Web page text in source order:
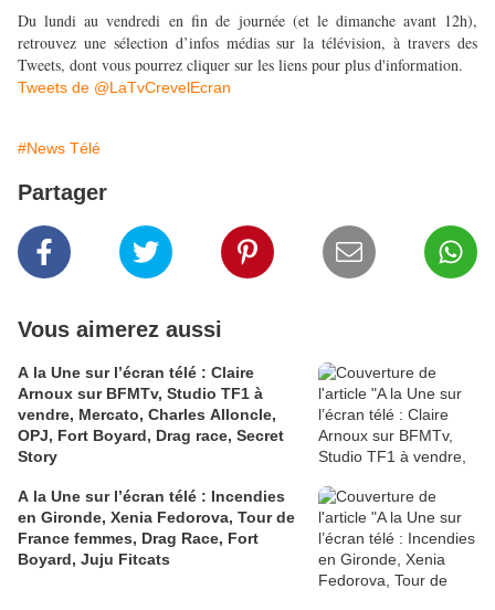
Du lundi au vendredi en fin de journée (et le dimanche avant 12h),
retrouvez une sélection d’infos médias sur la télévision, à travers des
Tweets, dont vous pourrez cliquer sur les liens pour plus d'information.
Tweets de @LaTvCrevelEcran
#News Télé
Partager
Vous aimerez aussi
A la Une sur l’écran télé : Claire
Arnoux sur BFMTv, Studio TF1 à
vendre, Mercato, Charles Alloncle,
OPJ, Fort Boyard, Drag race, Secret
Story
A la Une sur l’écran télé : Incendies
en Gironde, Xenia Fedorova, Tour de
France femmes, Drag Race, Fort
Boyard, Juju Fitcats